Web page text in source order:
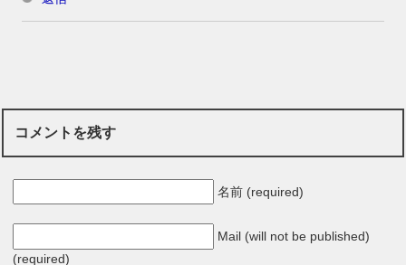
コメントを残す
名前 (required)
Mail (will not be published)
(required)